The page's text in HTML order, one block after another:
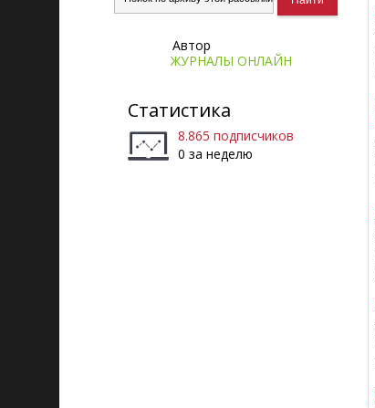
Автор
ЖУРНАЛЫ ОНЛАЙН
Статистика
8.865 подписчиков
0 за неделю